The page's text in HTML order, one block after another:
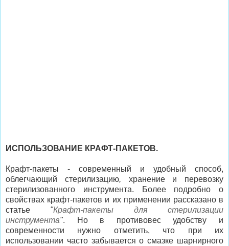
ИСПОЛЬЗОВАНИЕ КРАФТ-ПАКЕТОВ.
Крафт-пакеты - современный и удобный способ,
облегчающий стерилизацию, хранение и перевозку
стерилизованного инструмента. Более подробно о
свойствах крафт-пакетов и их применении рассказано в
статье "Крафт-пакеты для стерилизации
инструмента". Но в противовес удобству и
современности нужно отметить, что при их
использовании часто забывается о смазке шарнирного